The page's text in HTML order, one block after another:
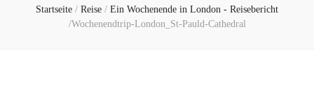
Startseite / Reise / Ein Wochenende in London - Reisebericht
/Wochenendtrip-London_St-Pauld-Cathedral